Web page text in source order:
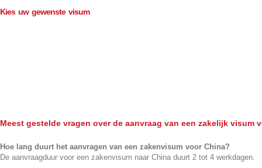
Kies uw gewenste visum
Meest gestelde vragen over de aanvraag van een zakelijk visum
Hoe lang duurt het aanvragen van een zakenvisum voor China?
De aanvraagduur voor een zakenvisum naar China duurt 2 tot 4 werkdagen.